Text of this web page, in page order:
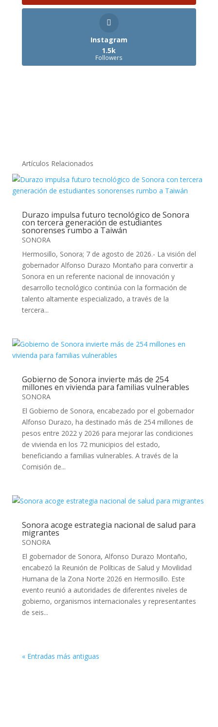
Instagram
1.5k
Followers
Artículos Relacionados
Durazo impulsa futuro tecnológico de Sonora
con tercera generación de estudiantes
sonorenses rumbo a Taiwán
SONORA
Hermosillo, Sonora; 7 de agosto de 2026.- La visión del
gobernador Alfonso Durazo Montaño para convertir a
Sonora en un referente nacional de innovación y
desarrollo tecnológico continúa con la formación de
talento altamente especializado, a través de la
tercera...
Gobierno de Sonora invierte más de 254
millones en vivienda para familias vulnerables
SONORA
El Gobierno de Sonora, encabezado por el gobernador
Alfonso Durazo, ha destinado más de 254 millones de
pesos entre 2022 y 2026 para mejorar las condiciones
de vivienda en los 72 municipios del estado,
beneficiando a familias vulnerables. A través de la
Comisión de...
Sonora acoge estrategia nacional de salud para
migrantes
SONORA
El gobernador de Sonora, Alfonso Durazo Montaño,
encabezó la Reunión de Políticas de Salud y Movilidad
Humana de la Zona Norte 2026 en Hermosillo. Este
evento reunió a autoridades de diferentes niveles de
gobierno, organismos internacionales y representantes
de seis...
« Entradas más antiguas